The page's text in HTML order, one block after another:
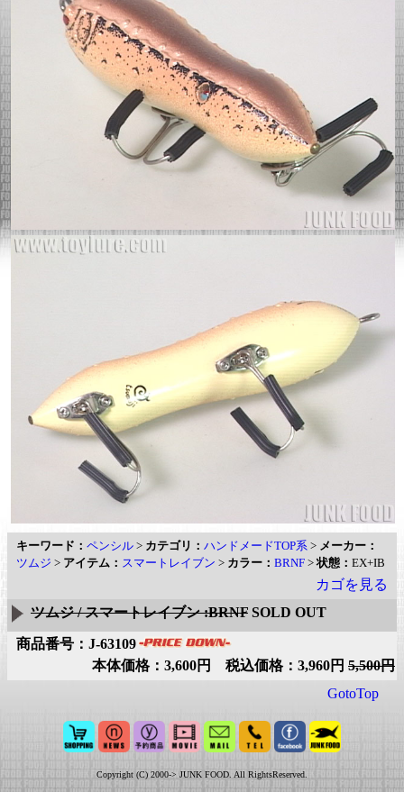
キーワード： ペンシル > カテゴリ： ハンドメードTOP系 > メーカー：
ツムジ > アイテム： スマートレイブン > カラー： BRNF >状態： EX+IB
カゴを見る
ツムジ / スマートレイブン :BRNF SOLD OUT
商品番号：J-63109
本体価格：3,600円 税込価格：3,960円 5,500円
GotoTop
Copyright (C) 2000-> JUNK FOOD. All RightsReserved.